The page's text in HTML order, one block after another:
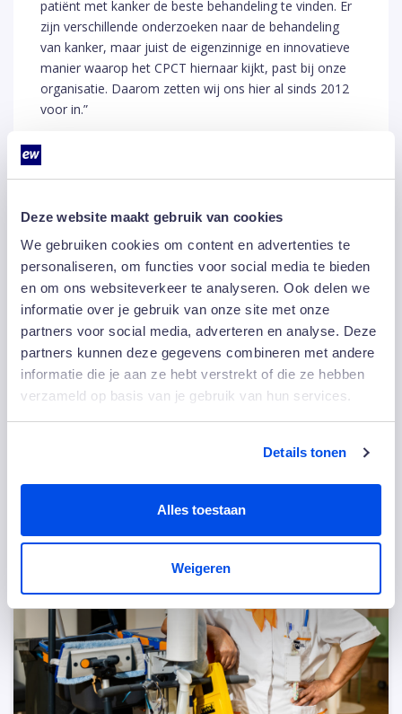
Deze website maakt gebruik van cookies
We gebruiken cookies om content en advertenties te
personaliseren, om functies voor social media te bieden
en om ons websiteverkeer te analyseren. Ook delen we
informatie over je gebruik van onze site met onze
partners voor social media, adverteren en analyse. Deze
partners kunnen deze gegevens combineren met andere
informatie die je aan ze hebt verstrekt of die ze hebben
verzameld op basis van je gebruik van hun services.
Details tonen
Alles toestaan
Weigeren
patiënt met kanker de beste behandeling te vinden. Er
zijn verschillende onderzoeken naar de behandeling
van kanker, maar juist de eigenzinnige en innovatieve
manier waarop het CPCT hiernaar kijkt, past bij onze
organisatie. Daarom zetten wij ons hier al sinds 2012
voor in.”
Startschot
het kantoor van EW Facility Services in Arnhem.
Financieel Directeur Chris van Galen legde de eerste
meters af per skippybal, waarmee direct de eerste
bonuspunten voor ‘ludieke verplaatsingsmethode’
werden gescoord. Over een week weten we wat de
totaalopbrengst zal zijn.
Delen: